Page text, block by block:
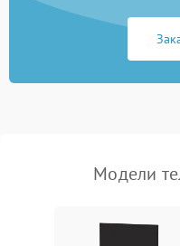
Сетевая
Модели